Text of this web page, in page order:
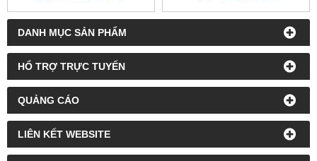
DANH MỤC SẢN PHẨM
HỔ TRỢ TRỰC TUYẾN
QUẢNG CÁO
LIÊN KẾT WEBSITE